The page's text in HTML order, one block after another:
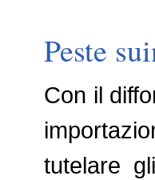
Peste
Con il
tutelare